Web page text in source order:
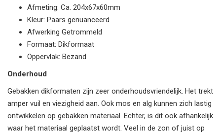
Afmeting: Ca. 204x67x60mm
Kleur: Paars genuanceerd
Afwerking Getrommeld
Formaat: Dikformaat
Oppervlak: Bezand
Onderhoud
Gebakken dikformaten zijn zeer onderhoudsvriendelijk. Het trekt
amper vuil en viezigheid aan. Ook mos en alg kunnen zich lastig
ontwikkelen op gebakken materiaal. Echter, is dit ook afhankelijk
waar het materiaal geplaatst wordt. Veel in de zon of juist op